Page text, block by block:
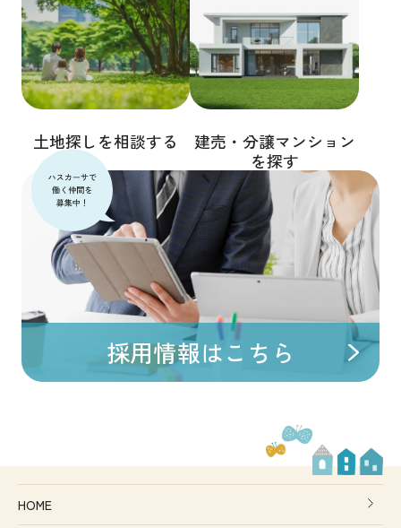
土地探しを相談する
建売・分譲マンション
を探す
採用情報はこちら
HOME